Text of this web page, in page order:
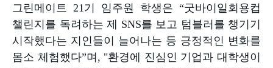
그린메이트 21 기 임주원 학생은 “굿바이일회용컵
챌린지를 독려하는 제 SNS를 보고 텀블러를 챙기기
시작했다는 지인들이 늘어나는 등 긍정적인 변화를
몸소 체험했다”며 , "환경에 진심인 기업과 대학생이